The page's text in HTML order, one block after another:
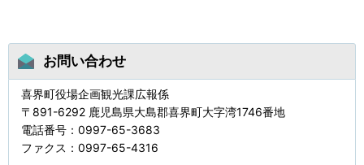
お問い合わせ
喜界町役場企画観光課広報係
〒891-6292 鹿児島県大島郡喜界町大字湾1746番地
電話番号：0997-65-3683
ファクス：0997-65-4316